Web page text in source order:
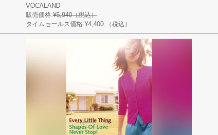
VOCALAND
販売価格:¥5,940（税込）
タイムセールス価格:¥4,400
（税込）